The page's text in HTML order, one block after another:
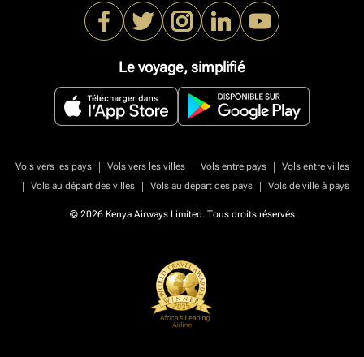
Le voyage, simplifié
Vols vers les pays | Vols vers les villes | Vols entre pays |
Vols entre villes
|
Vols au départ des villes | Vols au départ des pays | Vols de ville à pays
© 2026 Kenya Airways Limited. Tous droits réservés